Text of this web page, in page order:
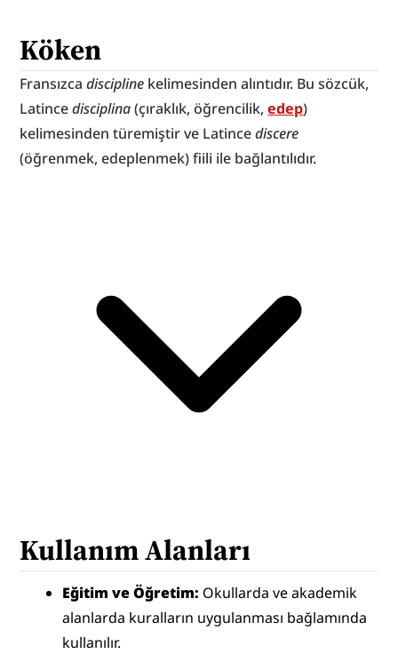
Köken
Fransızca discipline kelimesinden alıntıdır. Bu sözcük,
Latince disciplina (çıraklık, öğrencilik, edep)
kelimesinden türemiştir ve Latince discere
(öğrenmek, edeplenmek) fiili ile bağlantılıdır.
Kullanım Alanları
Eğitim ve Öğretim: Okullarda ve akademik
alanlarda kuralların uygulanması bağlamında
kullanılır.